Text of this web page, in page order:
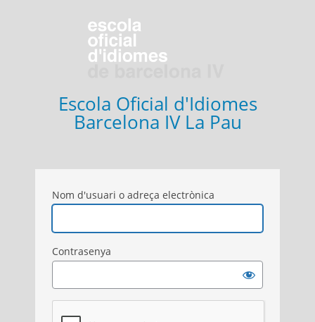
Escola Oficial d'Idiomes
Barcelona IV La Pau
Nom d'usuari o adreça electrònica
Contrasenya